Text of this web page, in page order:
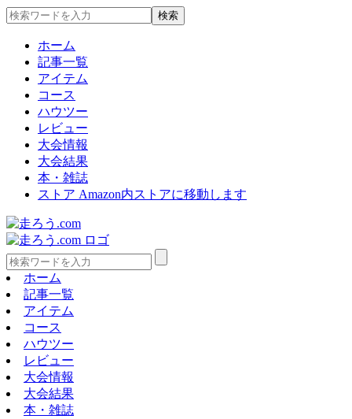
ホーム
記事一覧
アイテム
コース
ハウツー
レビュー
大会情報
大会結果
本・雑誌
ストア Amazon内ストアに移動します
ホーム
記事一覧
アイテム
コース
ハウツー
レビュー
大会情報
大会結果
本・雑誌